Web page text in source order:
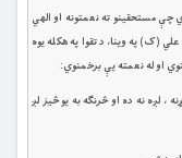
مستحقينو ته نعمتونه او الهي
(ک) په وينا، د تقوا په هکله يوه
او له نعمته يې برخمنوي:
، لږه نه ده او څرنګه به يو څيز لږ